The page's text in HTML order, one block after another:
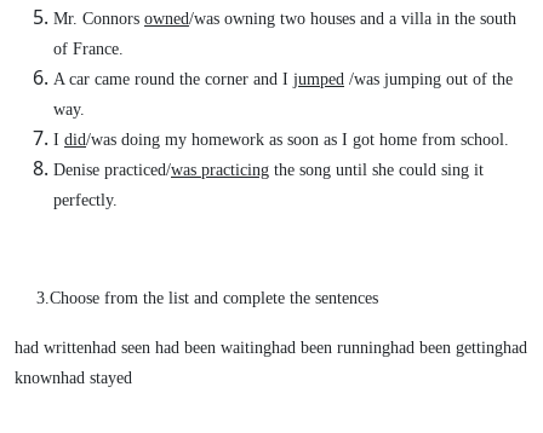
Mr. Connors owned/was owning two houses and a villa in the south
of France.
A car came round the corner and I jumped /was jumping out of the
way.
I did/was doing my homework as soon as I got home from school.
Denise practiced/was practicing the song until she could sing it
perfectly.
3.Choose from the list and complete the sentences
had writtenhad seen had been waitinghad been runninghad been gettinghad
knownhad stayed